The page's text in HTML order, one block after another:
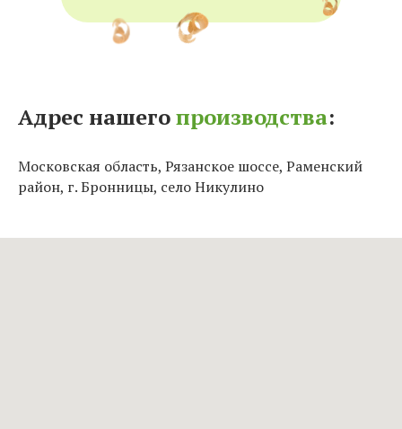
Адрес нашегопроизводства:
Московская область, Рязанское шоссе, Раменский
район, г. Бронницы, село Никулино